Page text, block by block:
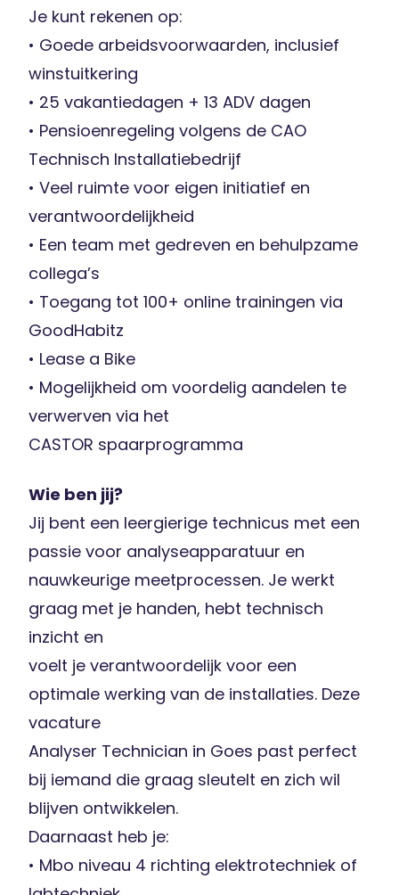
Je kunt rekenen op:
• Goede arbeidsvoorwaarden, inclusief
winstuitkering
• 25 vakantiedagen + 13 ADV dagen
• Pensioenregeling volgens de CAO
Technisch Installatiebedrijf
• Veel ruimte voor eigen initiatief en
verantwoordelijkheid
• Een team met gedreven en behulpzame
collega’s
• Toegang tot 100+ online trainingen via
GoodHabitz
• Lease a Bike
• Mogelijkheid om voordelig aandelen te
verwerven via het
CASTOR spaarprogramma
Wie ben jij?
Jij bent een leergierige technicus met een
passie voor analyseapparatuur en
nauwkeurige meetprocessen. Je werkt
graag met je handen, hebt technisch
inzicht en
voelt je verantwoordelijk voor een
optimale werking van de installaties. Deze
vacature
Analyser Technician in Goes past perfect
bij iemand die graag sleutelt en zich wil
blijven ontwikkelen.
Daarnaast heb je:
• Mbo niveau 4 richting elektrotechniek of